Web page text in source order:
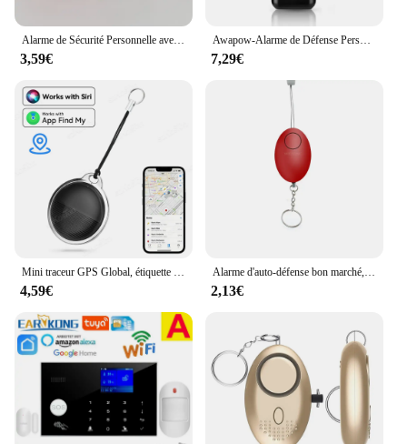
Alarme de Sécurité Personnelle avec Lumières LED pour Homme, Femme et Enfant, 130db
3,59€
Awapow-Alarme de Défense Personnelle, 130db, avec Lumière LED, Rechargeable, Clé d'Alarme de Sécurité pour Femme, Urgence, Anti-Attaque
7,29€
Mini traceur GPS Global, étiquette intelligente, Compatible avec iOS Find My App, détecteur de clé, localisateur d'alarme Anti-perte pour animaux de compagnie, iTag pour iPhone
4,59€
Alarme d'auto-défense bon marché, 120db, en forme d'œuf, pour filles et femmes, alerte de protection, sécurité personnelle, cri fort, porte-clés, alarme d'urgence
2,13€